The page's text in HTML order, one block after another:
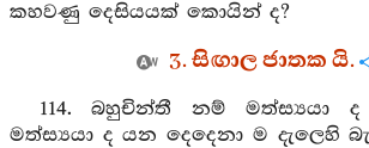
කහවණු දෙසියයක් කොයින් ද?
3. සිඟාල ජාතක යි.
114. බහුචින්තී නම් මත්ස්‍යයා
මත්ස්‍යයා ද යන දෙදෙනා ම දැලෙහි